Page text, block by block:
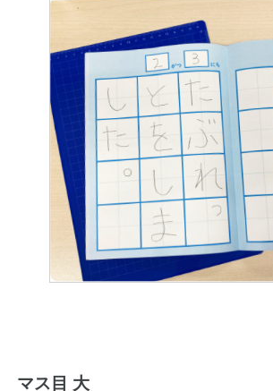
マス目 大